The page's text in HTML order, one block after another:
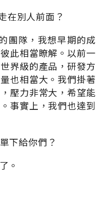
在別人前面？
團隊，我想早期的成
此相當瞭解。以前一
界級的產品，研發方
也相當大。我們掛著
壓力非常大，希望能
事實上，我們也達到
下給你們？
。